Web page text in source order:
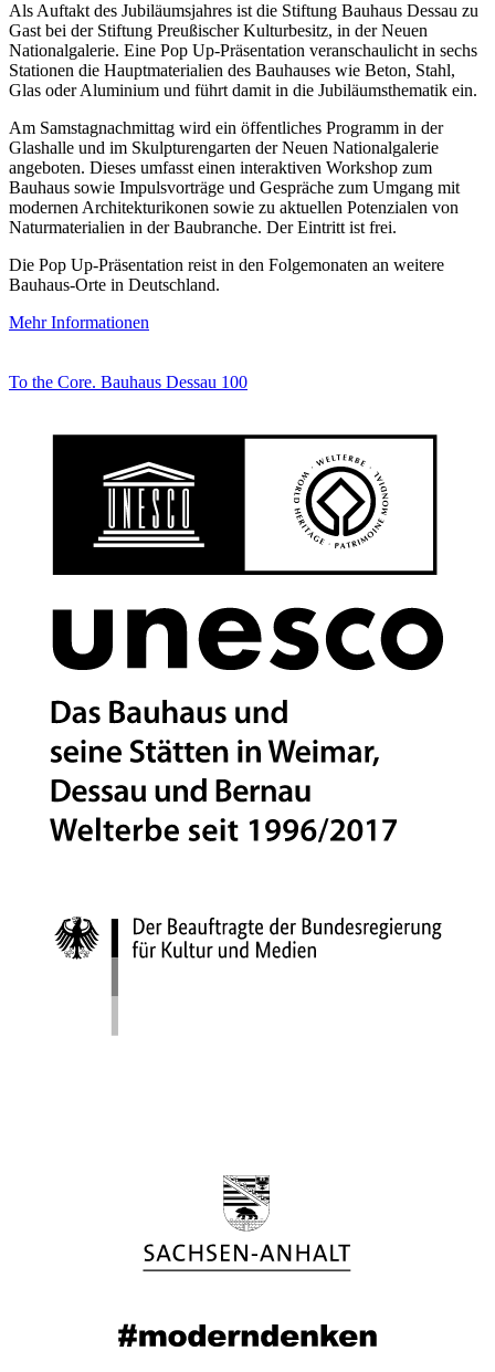
Als Auftakt des Jubiläumsjahres ist die Stiftung Bauhaus Dessau zu
Gast bei der Stiftung Preußischer Kulturbesitz, in der Neuen
Nationalgalerie. Eine Pop Up-Präsentation veranschaulicht in sechs
Stationen die Hauptmaterialien des Bauhauses wie Beton, Stahl,
Glas oder Aluminium und führt damit in die Jubiläumsthematik ein.
Am Samstagnachmittag wird ein öffentliches Programm in der
Glashalle und im Skulpturengarten der Neuen Nationalgalerie
angeboten. Dieses umfasst einen interaktiven Workshop zum
Bauhaus sowie Impulsvorträge und Gespräche zum Umgang mit
modernen Architekturikonen sowie zu aktuellen Potenzialen von
Naturmaterialien in der Baubranche. Der Eintritt ist frei.
Die Pop Up-Präsentation reist in den Folgemonaten an weitere
Bauhaus-Orte in Deutschland.
Mehr Informationen
To the Core. Bauhaus Dessau 100